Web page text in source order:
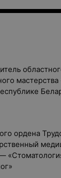
ордена